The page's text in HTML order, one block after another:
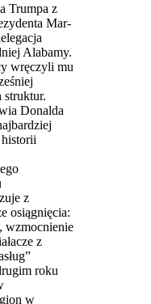
Trumpa z
Mar-
Alabamy.
wręczyli mu
struktur.
Donalda
z
osiągnięcia:
wzmocnienie
z
roku
w